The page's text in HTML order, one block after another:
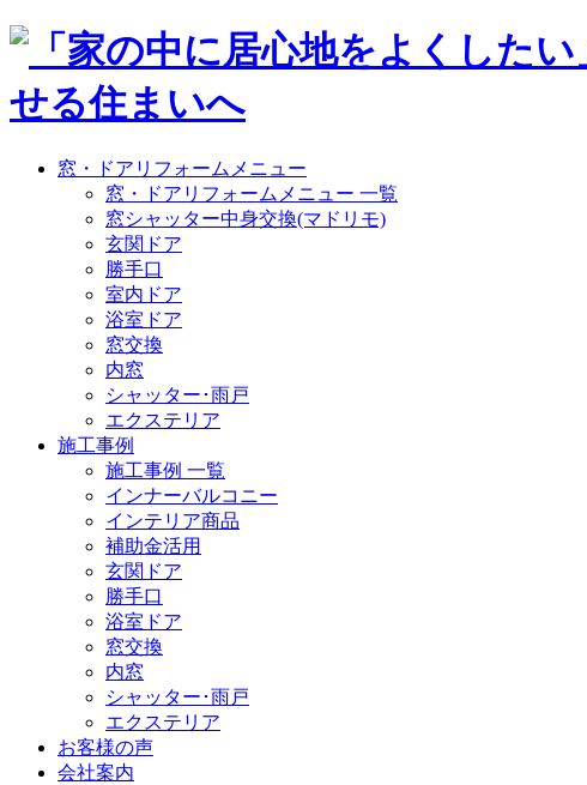
窓・ドアリフォームメニュー
窓・ドアリフォームメニュー 一覧
窓シャッター中身交換(マドリモ)
玄関ドア
勝手口
室内ドア
浴室ドア
窓交換
内窓
シャッター･雨戸
エクステリア
施工事例
施工事例 一覧
インナーバルコニー
インテリア商品
補助金活用
玄関ドア
勝手口
浴室ドア
窓交換
内窓
シャッター･雨戸
エクステリア
お客様の声
会社案内